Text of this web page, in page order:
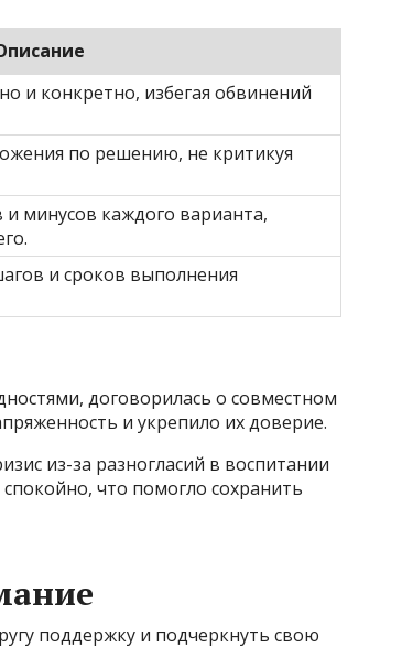
и конкретно, избегая обвинений
по решению, не критикуя
минусов каждого варианта,
и сроков выполнения
договорилась о совместном
и укрепило их доверие.
из-за разногласий в воспитании
что помогло сохранить
поддержку и подчеркнуть свою